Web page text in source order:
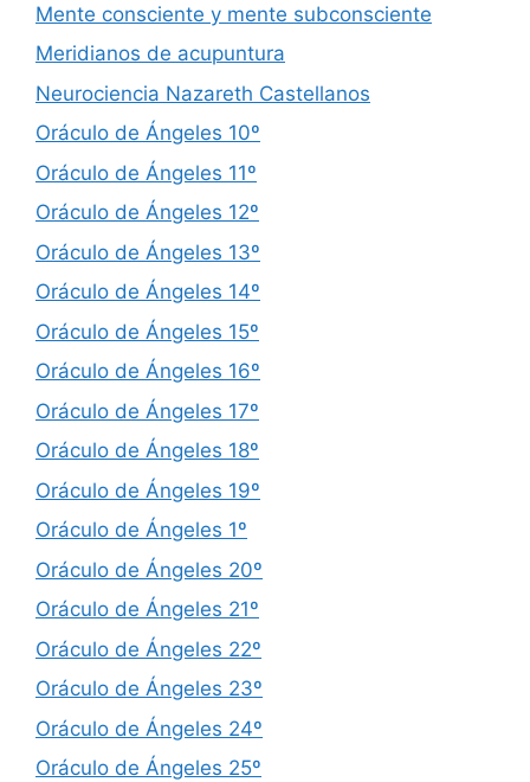
Mente consciente y mente subconsciente
Meridianos de acupuntura
Neurociencia Nazareth Castellanos
Oráculo de Ángeles 10º
Oráculo de Ángeles 11º
Oráculo de Ángeles 12º
Oráculo de Ángeles 13º
Oráculo de Ángeles 14º
Oráculo de Ángeles 15º
Oráculo de Ángeles 16º
Oráculo de Ángeles 17º
Oráculo de Ángeles 18º
Oráculo de Ángeles 19º
Oráculo de Ángeles 1º
Oráculo de Ángeles 20º
Oráculo de Ángeles 21º
Oráculo de Ángeles 22º
Oráculo de Ángeles 23º
Oráculo de Ángeles 24º
Oráculo de Ángeles 25º